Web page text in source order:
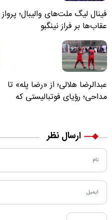
فینال لیگ ملت‌های والیبال؛ پرواز
عقاب‌ها بر فراز نینگبو
عبدالرضا هلالی؛ از «رضا پله» تا
مداحی؛ رؤیای فوتبالیستی که
ارسال نظر